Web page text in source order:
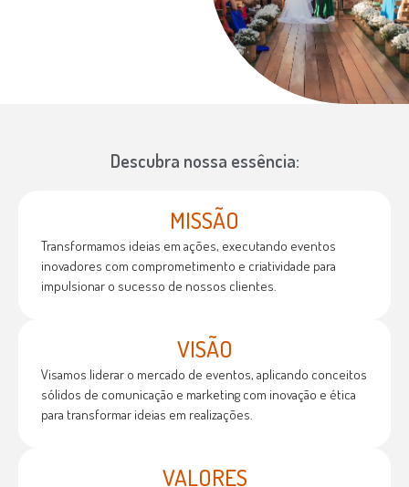
Descubra nossa essência:
MISSÃO
Transformamos ideias em ações, executando eventos
inovadores com comprometimento e criatividade para
impulsionar o sucesso de nossos clientes.
VISÃO
Visamos liderar o mercado de eventos, aplicando conceitos
sólidos de comunicação e marketing com inovação e ética
para transformar ideias em realizações.
VALORES